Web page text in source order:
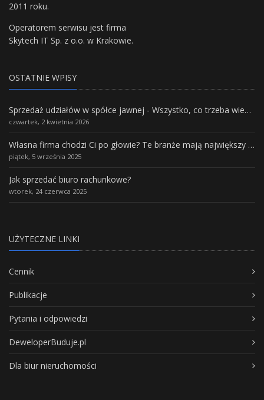
2011 roku.
Operatorem serwisu jest firma
Skytech IT Sp. z o.o. w Krakowie.
OSTATNIE WPISY
Sprzedaż udziałów w spółce jawnej - Wszystko, co trzeba wiedzieć.
czwartek, 2 kwietnia 2026
Własna firma chodzi Ci po głowie? Te branże mają największy potencjał rozwoju
piątek, 5 września 2025
Jak sprzedać biuro rachunkowe?
wtorek, 24 czerwca 2025
UŻYTECZNE LINKI
Cennik
Publikacje
Pytania i odpowiedzi
DeweloperBuduje.pl
Dla biur nieruchomości